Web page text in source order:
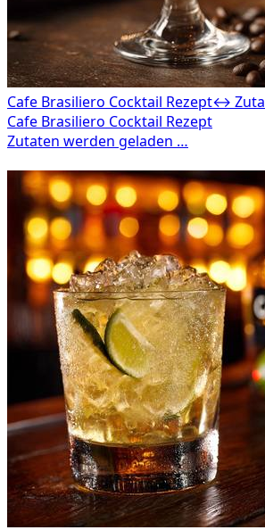
Cafe Brasiliero Cocktail Rezept↔